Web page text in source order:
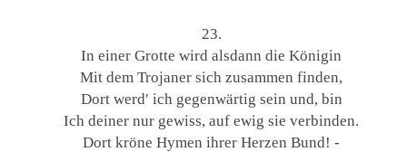
23.
In einer Grotte wird alsdann die Königin
Mit dem Trojaner sich zusammen finden,
Dort werd′ ich gegenwärtig sein und, bin
Ich deiner nur gewiss, auf ewig sie verbinden.
Dort kröne Hymen ihrer Herzen Bund! -